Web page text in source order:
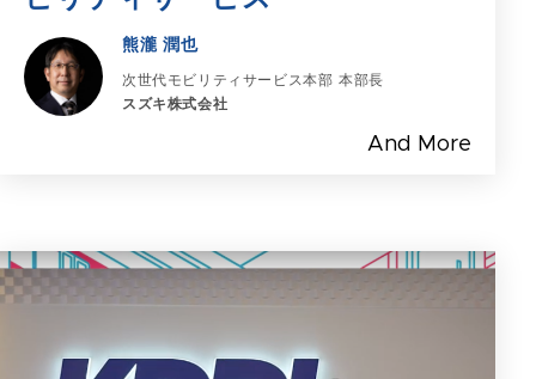
熊瀧 潤也
次世代モビリティサービス本部 本部長
スズキ株式会社
And More